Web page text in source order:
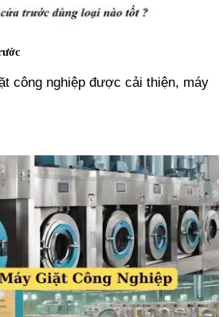
công nghiệp được cải thiện, máy